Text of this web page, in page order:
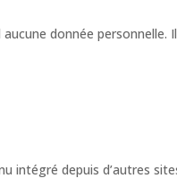
donnée personnelle. Il
intégré depuis d’autres